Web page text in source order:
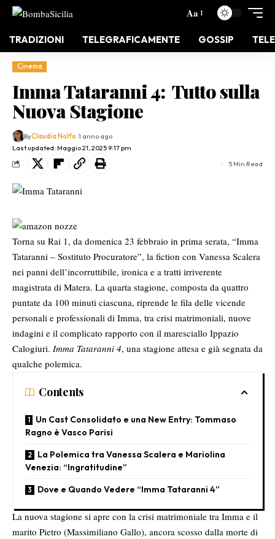
Aa
TRADIZIONI TELEGRAFICAMENTE GOSSIP
Cinema
Imma Tataranni 4: Tutto sulla
Nuova Stagione
Last updated: Maggio 21, 2025 9:17 pm
ByClaudia Nolfo 1 anno ago
5 Min Read
Torna su Rai 1, da domenica 23 febbraio in prima serata, “Imma
Tataranni – Sostituto Procuratore”, la fiction con Vanessa Scalera
nei panni dell’incorruttibile, ironica e a tratti irriverente
magistrata di Matera. La quarta stagione, composta da quattro
puntate da 100 minuti ciascuna, riprende le fila delle vicende
personali e professionali di Imma, tra crisi matrimoniali, nuove
indagini e il complicato rapporto con il maresciallo Ippazio
Calogiuri. Imma Tataranni 4, una stagione attesa e già segnata da
qualche polemica.
Contents
Un Cast Consolidato e una New Entry: Tommaso
Ragno è Vasco Parisi
La Polemica tra Vanessa Scalera e Mariolina
Venezia: “Ingratitudine”
Dove e Quando Vedere “Imma Tataranni 4”
La nuova stagione si apre con la crisi matrimoniale tra Imma e il
marito Pietro (Massimiliano Gallo), ancora scosso dalla morte di